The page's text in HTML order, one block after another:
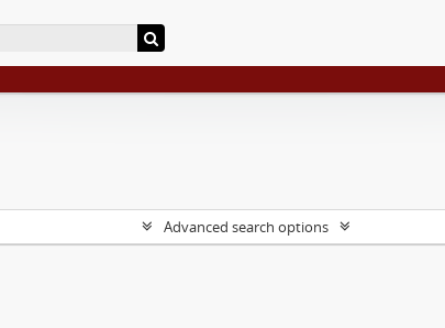
Advanced search options